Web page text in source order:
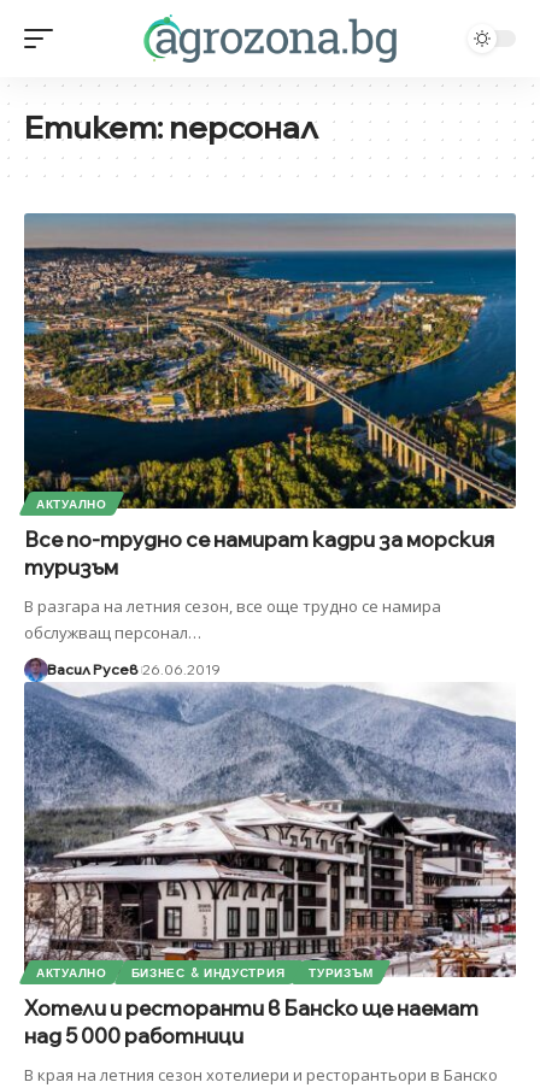
Етикет:персонал
АКТУАЛНО
Все по-трудно се намират кадри за морския
туризъм
В разгара на летния сезон, все още трудно се намира
обслужващ персонал…
Васил Русев 26.06.2019
АКТУАЛНО БИЗНЕС & ИНДУСТРИЯ ТУРИЗЪМ
Хотели и ресторанти в Банско ще наемат
над 5 000 работници
В края на летния сезон хотелиери и ресторантьори в Банско